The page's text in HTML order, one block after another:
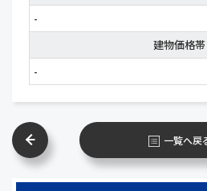
-
建物価格帯
-
一覧へ戻